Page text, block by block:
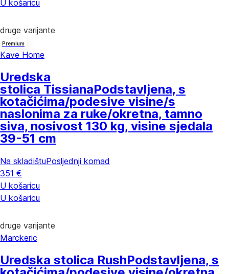
U košaricu
druge varijante
Premium
Kave Home
Uredska
stolica TissianaPodstavljena, s
kotačićima/podesive visine/s
naslonima za ruke/okretna, tamno
siva, nosivost 130 kg, visine sjedala
39-51 cm
Na skladištuPosljednji komad
351 €
U košaricu
U košaricu
druge varijante
Marckeric
Uredska stolica RushPodstavljena, s